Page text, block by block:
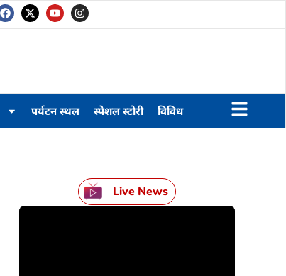
पर्यटन स्थल स्पेशल स्टोरी विविध
Live News